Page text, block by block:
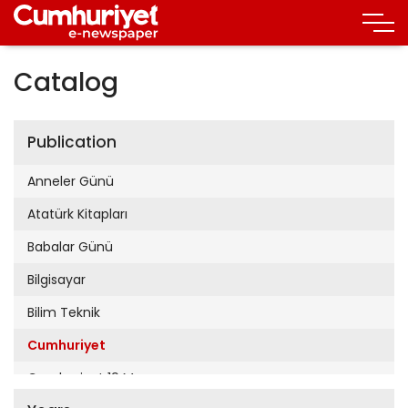
Catalog
Publication
Anneler Günü
Atatürk Kitapları
Babalar Günü
Bilgisayar
Bilim Teknik
Cumhuriyet
Cumhuriyet 19 Mayıs